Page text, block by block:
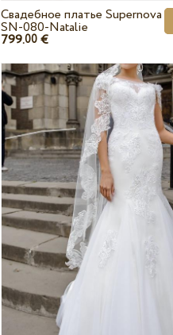
Свадебное платье Supernova
SN-080-Natalie
799.00 €